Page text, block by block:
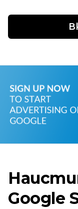
Google